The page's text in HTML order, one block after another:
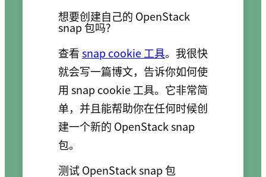
想要创建自己的 OpenStack
snap 包吗?
查看snap cookie 工具。我很快
就会写一篇博文，告诉你如何使
用 snap cookie 工具。它非常简
单，并且能帮助你在任何时候创
建一个新的 OpenStack snap
包。
测试 OpenStack snap 包